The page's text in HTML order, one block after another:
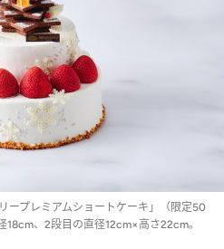
ープレミアムショートケーキ」（限定50
、2段目の直径12cm×高さ22cm。